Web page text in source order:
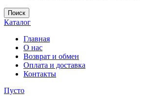
Поиск
Каталог
Главная
О нас
Возврат и обмен
Оплата и доставка
Контакты
Пусто